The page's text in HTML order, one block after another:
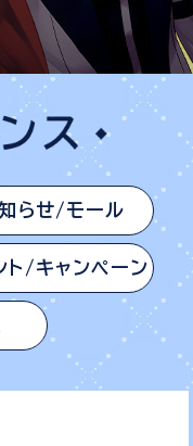
らせ/モール
ト/キャンペーン